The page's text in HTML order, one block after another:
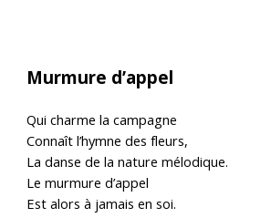
Murmure d’appel
Qui charme la campagne
Connaît l’hymne des fleurs,
La danse de la nature mélodique.
Le murmure d’appel
Est alors à jamais en soi.